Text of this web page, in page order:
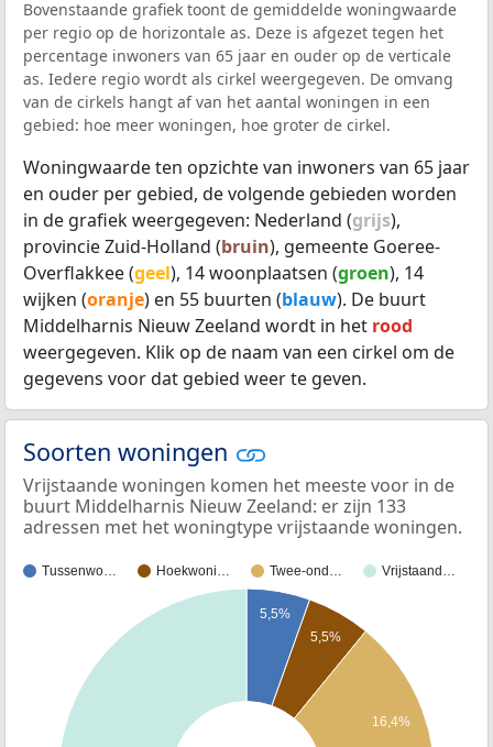
Bovenstaande grafiek toont de gemiddelde woningwaarde
per regio op de horizontale as. Deze is afgezet tegen het
percentage inwoners van 65 jaar en ouder op de verticale
as. Iedere regio wordt als cirkel weergegeven. De omvang
van de cirkels hangt af van het aantal woningen in een
gebied: hoe meer woningen, hoe groter de cirkel.
Woningwaarde ten opzichte van inwoners van 65 jaar
en ouder per gebied, de volgende gebieden worden
in de grafiek weergegeven: Nederland (grijs),
provincie Zuid-Holland (bruin), gemeente Goeree-
Overflakkee (geel), 14 woonplaatsen (groen), 14
wijken (oranje) en 55 buurten (blauw). De buurt
Middelharnis Nieuw Zeeland wordt in het rood
weergegeven. Klik op de naam van een cirkel om de
gegevens voor dat gebied weer te geven.
Soorten woningen
Vrijstaande woningen komen het meeste voor in de
buurt Middelharnis Nieuw Zeeland: er zijn 133
adressen met het woningtype vrijstaande woningen.
Tussenwo… Hoekwoni… Twee-ond… Vrijstaand…
5,5%
5,5%
16,4%